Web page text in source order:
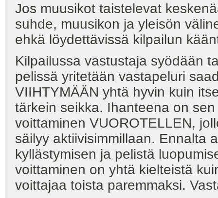
Jos muusikot taistelevat
suhde, muusikon ja yleisön
ehkä löydettävissä kilpailun
Kilpailussa vastustaja syödään
pelissä yritetään vastapeluri
VIIHTYMÄÄN yhtä hyvin kuin
tärkein seikka. Ihanteena on
voittaminen VUOROTELLEN,
säilyy aktiivisimmillaan. Ennalta
kyllästymisen ja pelistä
voittaminen on yhtä kielteistä
voittajaa toista paremmaksi.